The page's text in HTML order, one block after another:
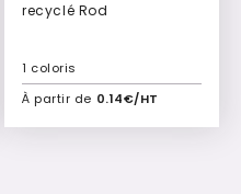
recyclé Rod
À partir de 0.14€/HT
1 coloris
Ajouter à mon devis